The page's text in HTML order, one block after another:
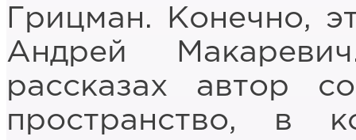
Грицман. Конечно,
Андрей
рассказах автор
пространство, в